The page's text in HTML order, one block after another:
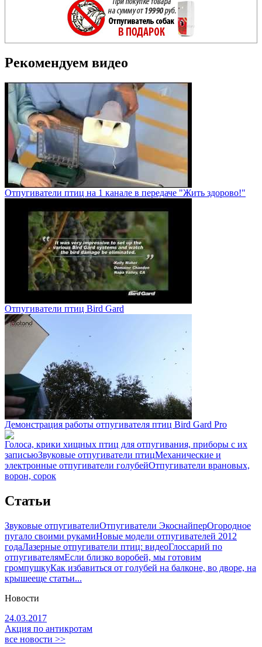
Рекомендуем видео
Отпугиватели птиц на 1 канале в передаче "Жить здорово!"
Отпугиватели птиц Bird Gard
Демонстрация работы отпугивателя птиц Bird Gard Pro
Голоса, крики хищных птиц для отпугивания, приборы с их
записьюЗвуковые отпугиватели птицМеханические и
электронные отпугиватели голубейОтпугиватели врановых,
ворон, сорок
Статьи
Звуковые отпугивателиОтпугиватели ЭкоснайперОгородное
пугало своими рукамиНовые модели отпугивателей 2012
годаЛазерные отпугиватели птиц: видеоГлоссарий по
отпугивателямЕсли близко воробей, мы готовим
громпушкуКак избавиться от голубей на балконе, во дворе, на
крышееще статьи...
Новости
24.03.2017
Акция по антикротам
все новости >>